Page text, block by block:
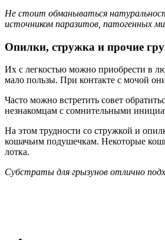
Не стоит обманываться
источником паразитов, патогенных
Опилки, стружка и прочие
Их с легкостью можно приобрести в
мало пользы. При контакте с мочой
Часто можно встретить совет
незнакомцам с сомнительными
На этом трудности со стружкой и
кошачьим подушечкам. Некоторые
лотка.
Субстраты для грызунов отлично